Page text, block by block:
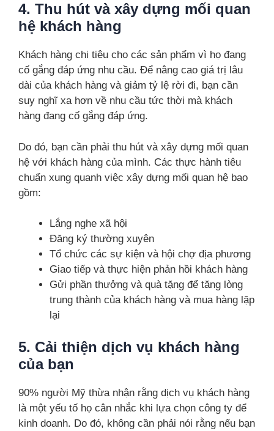
4. Thu hút và xây dựng mối quan
hệ khách hàng
Khách hàng chi tiêu cho các sản phẩm vì họ đang
cố gắng đáp ứng nhu cầu. Để nâng cao giá trị lâu
dài của khách hàng và giảm tỷ lệ rời đi, bạn cần
suy nghĩ xa hơn về nhu cầu tức thời mà khách
hàng đang cố gắng đáp ứng.
Do đó, bạn cần phải thu hút và xây dựng mối quan
hệ với khách hàng của mình. Các thực hành tiêu
chuẩn xung quanh việc xây dựng mối quan hệ bao
gồm:
Lắng nghe xã hội
Đăng ký thường xuyên
Tổ chức các sự kiện và hội chợ địa phương
Giao tiếp và thực hiện phản hồi khách hàng
Gửi phần thưởng và quà tặng để tăng lòng
trung thành của khách hàng và mua hàng lặp
lại
5. Cải thiện dịch vụ khách hàng
của bạn
90% người Mỹ thừa nhận rằng dịch vụ khách hàng
là một yếu tố họ cân nhắc khi lựa chọn công ty để
kinh doanh. Do đó, không cần phải nói rằng nếu bạn